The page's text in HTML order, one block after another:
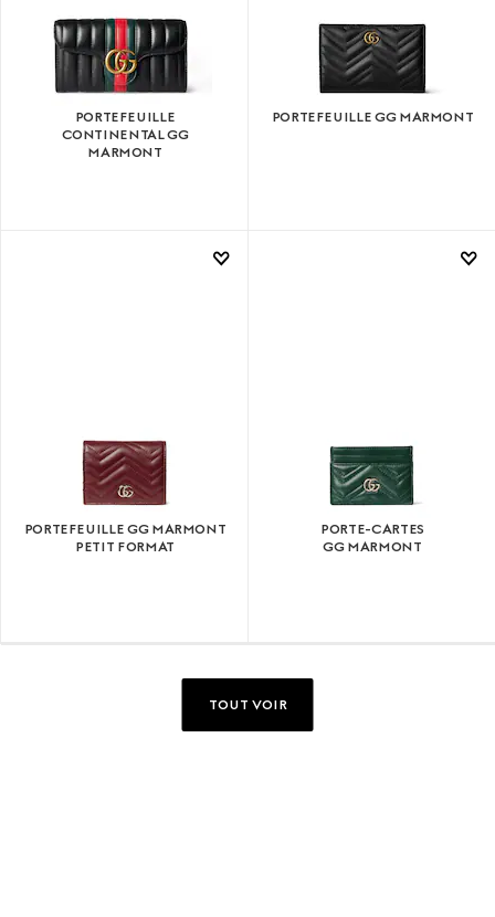
PORTEFEUILLE
CONTINENTAL GG
MARMONT
PORTEFEUILLE GG MARMONT
PORTEFEUILLE GG MARMONT
PETIT FORMAT
PORTE-CARTES
GG MARMONT
TOUT VOIR